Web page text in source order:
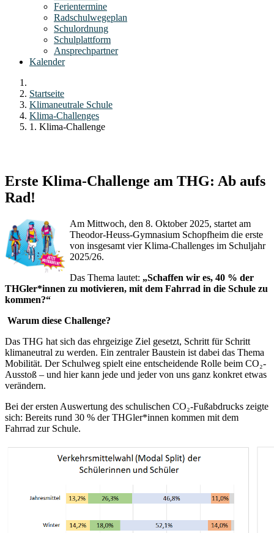
Ferientermine
Radschulwegeplan
Schulordnung
Schulplattform
Ansprechpartner
Kalender
Startseite
Klimaneutrale Schule
Klima-Challenges
1. Klima-Challenge
Erste Klima-Challenge am THG: Ab aufs
Rad!
Am Mittwoch, den 8. Oktober 2025, startet am
Theodor-Heuss-Gymnasium Schopfheim die erste
von insgesamt vier Klima-Challenges im Schuljahr
2025/26.
Das Thema lautet: „Schaffen wir es, 40 % der
THGler*innen zu motivieren, mit dem Fahrrad in die Schule zu
kommen?“
Warum diese Challenge?
Das THG hat sich das ehrgeizige Ziel gesetzt, Schritt für Schritt
klimaneutral zu werden. Ein zentraler Baustein ist dabei das Thema
Mobilität. Der Schulweg spielt eine entscheidende Rolle beim CO₂-
Ausstoß – und hier kann jede und jeder von uns ganz konkret etwas
verändern.
Bei der ersten Auswertung des schulischen CO₂-Fußabdrucks zeigte
sich: Bereits rund 30 % der THGler*innen kommen mit dem
Fahrrad zur Schule.